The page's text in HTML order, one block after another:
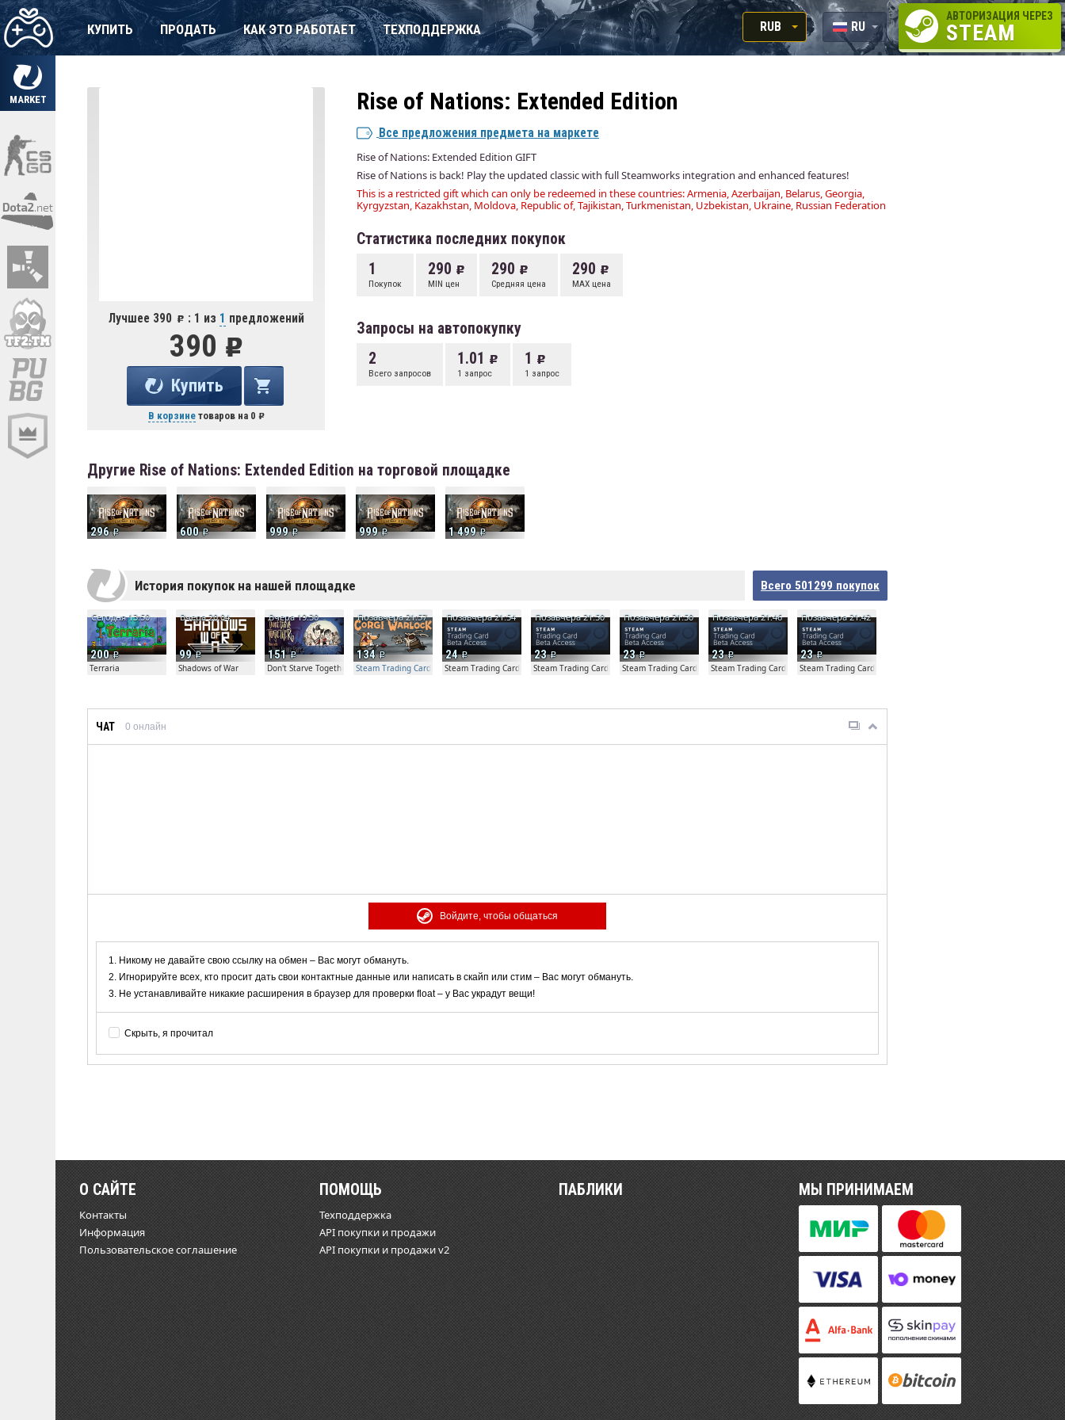
MARKET
КУПИТЬ ПРОДАТЬ КАК ЭТО РАБОТАЕТ ТЕХПОДДЕРЖКА
RUB
RUB
RU
EN
АВТОРИЗАЦИЯ ЧЕРЕЗ
STEAM
Лучшее 390 : 1 из 1 предложений
390
Купить
В корзинетоваров на 0
Rise of Nations: Extended Edition
Все предложения предмета на маркете
Rise of Nations: Extended Edition GIFT
Rise of Nations is back! Play the updated classic with full Steamworks integration and enhanced features!
This is a restricted gift which can only be redeemed in these countries: Armenia, Azerbaijan, Belarus, Georgia,
Kyrgyzstan, Kazakhstan, Moldova, Republic of, Tajikistan, Turkmenistan, Uzbekistan, Ukraine, Russian Federation
Статистика последних покупок
1
Покупок
290
MIN цен
290
Средняя цена
290
MAX цена
Запросы на автопокупку
2
Всего запросов
1.01
1 запрос
1
1 запрос
Другие Rise of Nations: Extended Edition на торговой площадке
296 600 999 999 1 499
История покупок на нашей площадке Всего 501299 покупок
200
Сегодня 13:50
Terraria
99
Вчера 20:04
Shadows of War
151
Вчера 19:30
Don't Starve Together
134
Позавчера 21:57
Steam Trading Card Beta Access - Extra Copy
24
Позавчера 21:54
Steam Trading Card Beta
23
Позавчера 21:50
Steam Trading Card Beta
23
Позавчера 21:50
Steam Trading Card Beta
23
Позавчера 21:46
Steam Trading Card Beta
23
Позавчера 21:42
Steam Trading Card Beta
ЧАТ 0 онлайн
Войдите, чтобы общаться
Никому не давайте свою ссылку на обмен – Вас могут обмануть.
Игнорируйте всех, кто просит дать свои контактные данные или написать в скайп или стим – Вас могут обмануть.
Не устанавливайте никакие расширения в браузер для проверки float – у Вас украдут вещи!
Скрыть, я прочитал
О САЙТЕ
Контакты
Информация
Пользовательское соглашение
ПОМОЩЬ
Техподдержка
API покупки и продажи
API покупки и продажи v2
ПАБЛИКИ МЫ ПРИНИМАЕМ